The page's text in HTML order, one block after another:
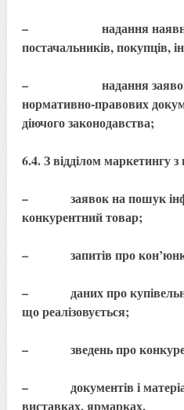
– надання наявних
постачальників, покупців,
– надання заявок на
нормативно-правових
діючого законодавства;
6.4. З відділом маркетингу
– заявок на пошук
конкурентний товар;
– запитів про
– даних про
що реалізовується;
– зведень про
– документів і
виставках, ярмарках.